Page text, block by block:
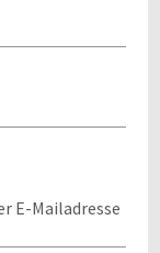
E-Mailadresse